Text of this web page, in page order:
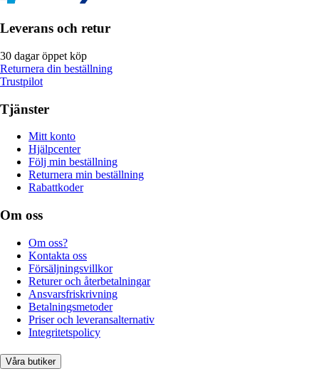
Leverans och retur
30 dagar öppet köp
Returnera din beställning
Trustpilot
Tjänster
Mitt konto
Hjälpcenter
Följ min beställning
Returnera min beställning
Rabattkoder
Om oss
Om oss?
Kontakta oss
Försäljningsvillkor
Returer och återbetalningar
Ansvarsfriskrivning
Betalningsmetoder
Priser och leveransalternativ
Integritetspolicy
Våra butiker